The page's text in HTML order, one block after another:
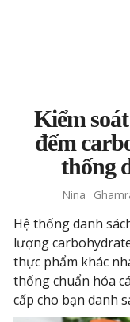
Kiểm
đếm
thống
Nina
Hệ thống danh
lượng
thực phẩm khác
thống chuẩn hóa
cấp cho bạn danh